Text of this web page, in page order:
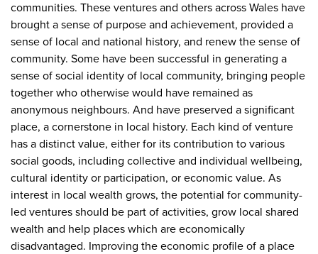
communities. These ventures and others across Wales have
brought a sense of purpose and achievement, provided a
sense of local and national history, and renew the sense of
community. Some have been successful in generating a
sense of social identity of local community, bringing people
together who otherwise would have remained as
anonymous neighbours. And have preserved a significant
place, a cornerstone in local history. Each kind of venture
has a distinct value, either for its contribution to various
social goods, including collective and individual wellbeing,
cultural identity or participation, or economic value. As
interest in local wealth grows, the potential for community-
led ventures should be part of activities, grow local shared
wealth and help places which are economically
disadvantaged. Improving the economic profile of a place